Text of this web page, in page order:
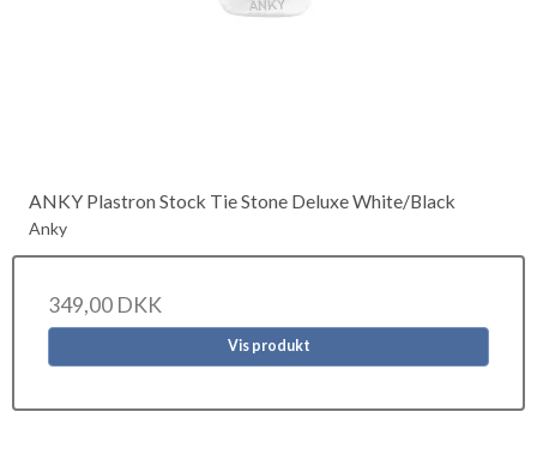
ANKY Plastron Stock Tie Stone Deluxe White/Black
Anky
349,00 DKK
Vis produkt